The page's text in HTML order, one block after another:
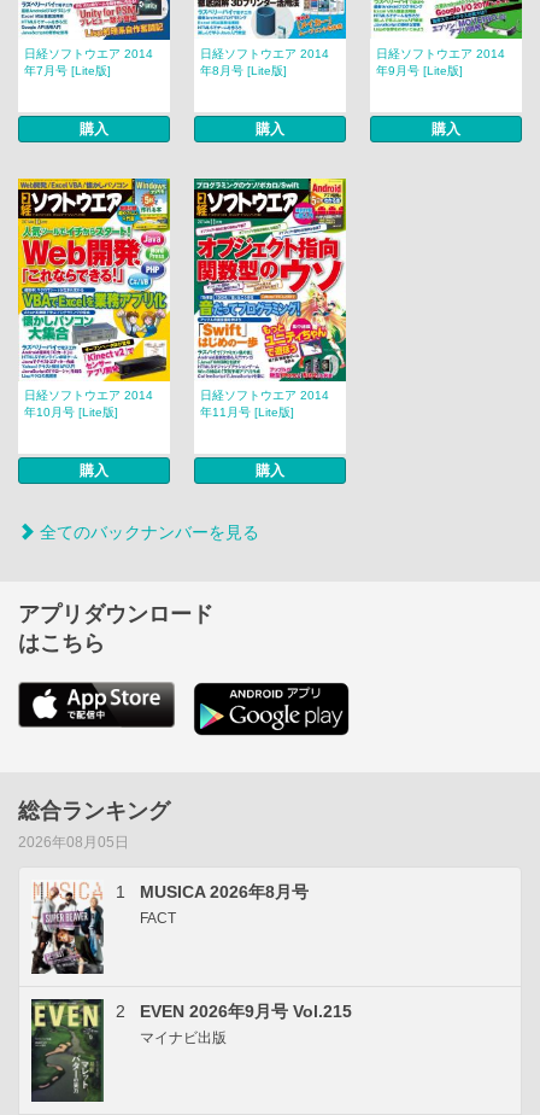
日経ソフトウエア 2014
年7月号 [Lite版]
購入
日経ソフトウエア 2014
年8月号 [Lite版]
購入
日経ソフトウエア 2014
年9月号 [Lite版]
購入
日経ソフトウエア 2014
年10月号 [Lite版]
購入
日経ソフトウエア 2014
年11月号 [Lite版]
購入
全てのバックナンバーを見る
アプリダウンロード
はこちら
総合ランキング
2026年08月05日
1 MUSICA 2026年8月号
FACT
2 EVEN 2026年9月号 Vol.215
マイナビ出版